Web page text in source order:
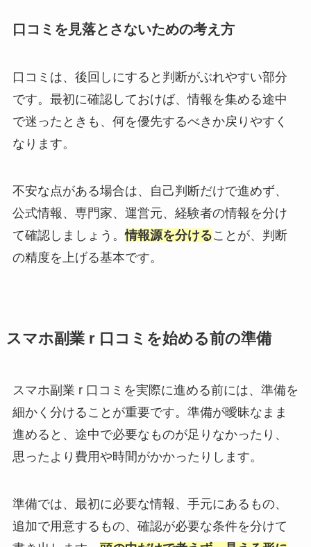
口コミを見落とさないための考え方
口コミは、後回しにすると判断がぶれやすい部分
です。最初に確認しておけば、情報を集める途中
で迷ったときも、何を優先するべきか戻りやすく
なります。
不安な点がある場合は、自己判断だけで進めず、
公式情報、専門家、運営元、経験者の情報を分け
て確認しましょう。情報源を分けることが、判断
の精度を上げる基本です。
スマホ副業 r 口コミを始める前の準備
スマホ副業 r 口コミを実際に進める前には、準備を
細かく分けることが重要です。準備が曖昧なまま
進めると、途中で必要なものが足りなかったり、
思ったより費用や時間がかかったりします。
準備では、最初に必要な情報、手元にあるもの、
追加で用意するもの、確認が必要な条件を分けて